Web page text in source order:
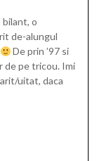
bilant, o
de-alungul
De prin ’97 si
de pe tricou. Imi
uitat, daca